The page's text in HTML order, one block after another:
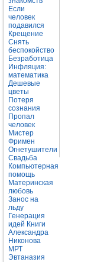
Если
человек
подавился
Крещение
Снять
беспокойство
Безработица
Инфляция:
математика
Дешевые
цветы
Потеря
сознания
Пропал
человек
Мистер
Фримен
Огнетушители
Свадьба
Компьютерная
помощь
Материнская
любовь
Занос на
льду
Генерация
идей Книги
Александра
Никонова
МРТ
Эвтаназия